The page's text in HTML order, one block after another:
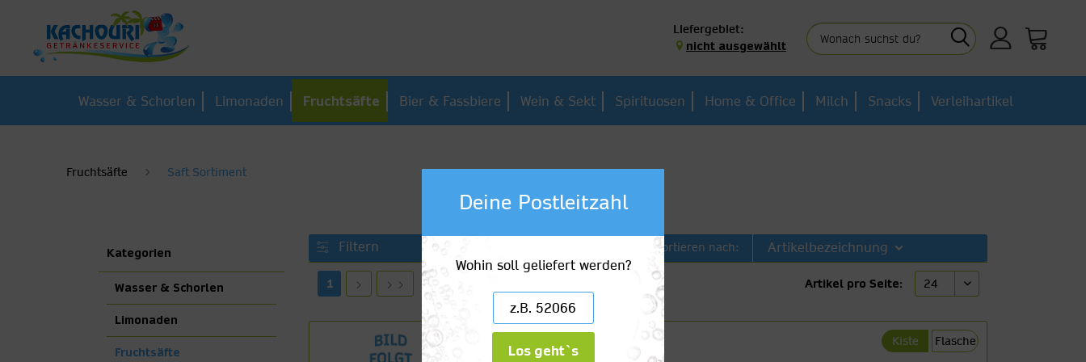
Liefergebiet:
nicht ausgewählt
Wasser & Schorlen Limonaden Fruchtsäfte Bier & Fassbiere Wein & Sekt Spirituosen Home & Office Milch Snacks Verleihartikel
Fruchtsäfte Saft Sortiment
Kategorien
Wasser & Schorlen
Limonaden
Fruchtsäfte
Filtern Sortieren nach: Artikelbezeichnung
1 von Artikel pro Seite:
Bertrams Ananassaft 100% Kiste Flasche
Deine Postleitzahl
Wohin soll geliefert werden?
Los geht`s